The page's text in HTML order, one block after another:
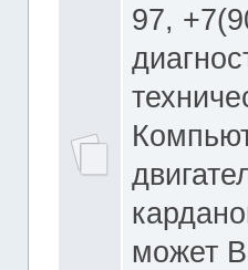
97,
может